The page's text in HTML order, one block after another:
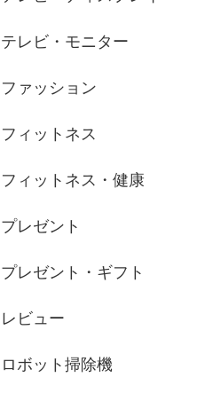
テレビ・モニター
ファッション
フィットネス
フィットネス・健康
プレゼント
プレゼント・ギフト
レビュー
ロボット掃除機